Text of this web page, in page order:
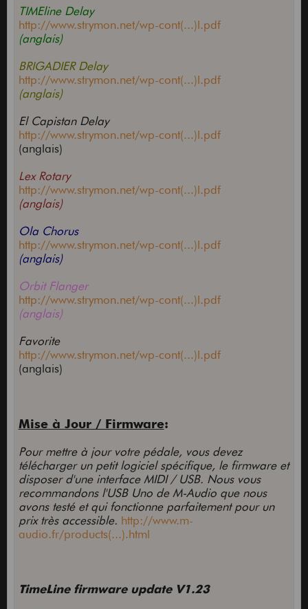
TIMEline Delay
http://www.strymon.net/wp-cont(...)l.pdf
(anglais)
BRIGADIER Delay
http://www.strymon.net/wp-cont(...)l.pdf
(anglais)
El Capistan Delay
http://www.strymon.net/wp-cont(...)l.pdf
(anglais)
Lex Rotary
http://www.strymon.net/wp-cont(...)l.pdf
(anglais)
Ola Chorus
http://www.strymon.net/wp-cont(...)l.pdf
(anglais)
Orbit Flanger
http://www.strymon.net/wp-cont(...)l.pdf
(anglais)
Favorite
http://www.strymon.net/wp-cont(...)l.pdf
(anglais)
Mise à Jour / Firmware:
Pour mettre à jour votre pédale, vous devez
télécharger un petit logiciel spécifique, le firmware et
disposer d'une interface MIDI / USB. Nous vous
recommandons l'USB Uno de M-Audio que nous
avons testé et qui fonctionne parfaitement pour un
prix très accessible. http://www.m-
audio.fr/products(...).html
TimeLine firmware update V1.23